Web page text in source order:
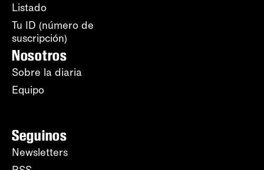
Listado
Tu ID (número de
suscripción)
Nosotros
Sobre la diaria
Equipo
Seguinos
Newsletters